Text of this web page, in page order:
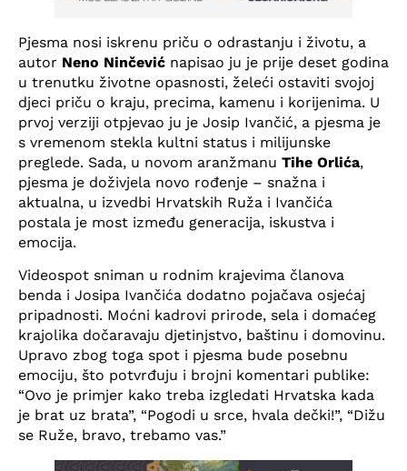
Pjesma nosi iskrenu priču o odrastanju i životu, a
autor Neno Ninčević napisao ju je prije deset godina
u trenutku životne opasnosti, želeći ostaviti svojoj
djeci priču o kraju, precima, kamenu i korijenima. U
prvoj verziji otpjevao ju je Josip Ivančić, a pjesma je
s vremenom stekla kultni status i milijunske
preglede. Sada, u novom aranžmanu Tihe Orlića,
pjesma je doživjela novo rođenje – snažna i
aktualna, u izvedbi Hrvatskih Ruža i Ivančića
postala je most između generacija, iskustva i
emocija.
Videospot sniman u rodnim krajevima članova
benda i Josipa Ivančića dodatno pojačava osjećaj
pripadnosti. Moćni kadrovi prirode, sela i domaćeg
krajolika dočaravaju djetinjstvo, baštinu i domovinu.
Upravo zbog toga spot i pjesma bude posebnu
emociju, što potvrđuju i brojni komentari publike:
“Ovo je primjer kako treba izgledati Hrvatska kada
je brat uz brata”, “Pogodi u srce, hvala dečki!”, “Dižu
se Ruže, bravo, trebamo vas.”